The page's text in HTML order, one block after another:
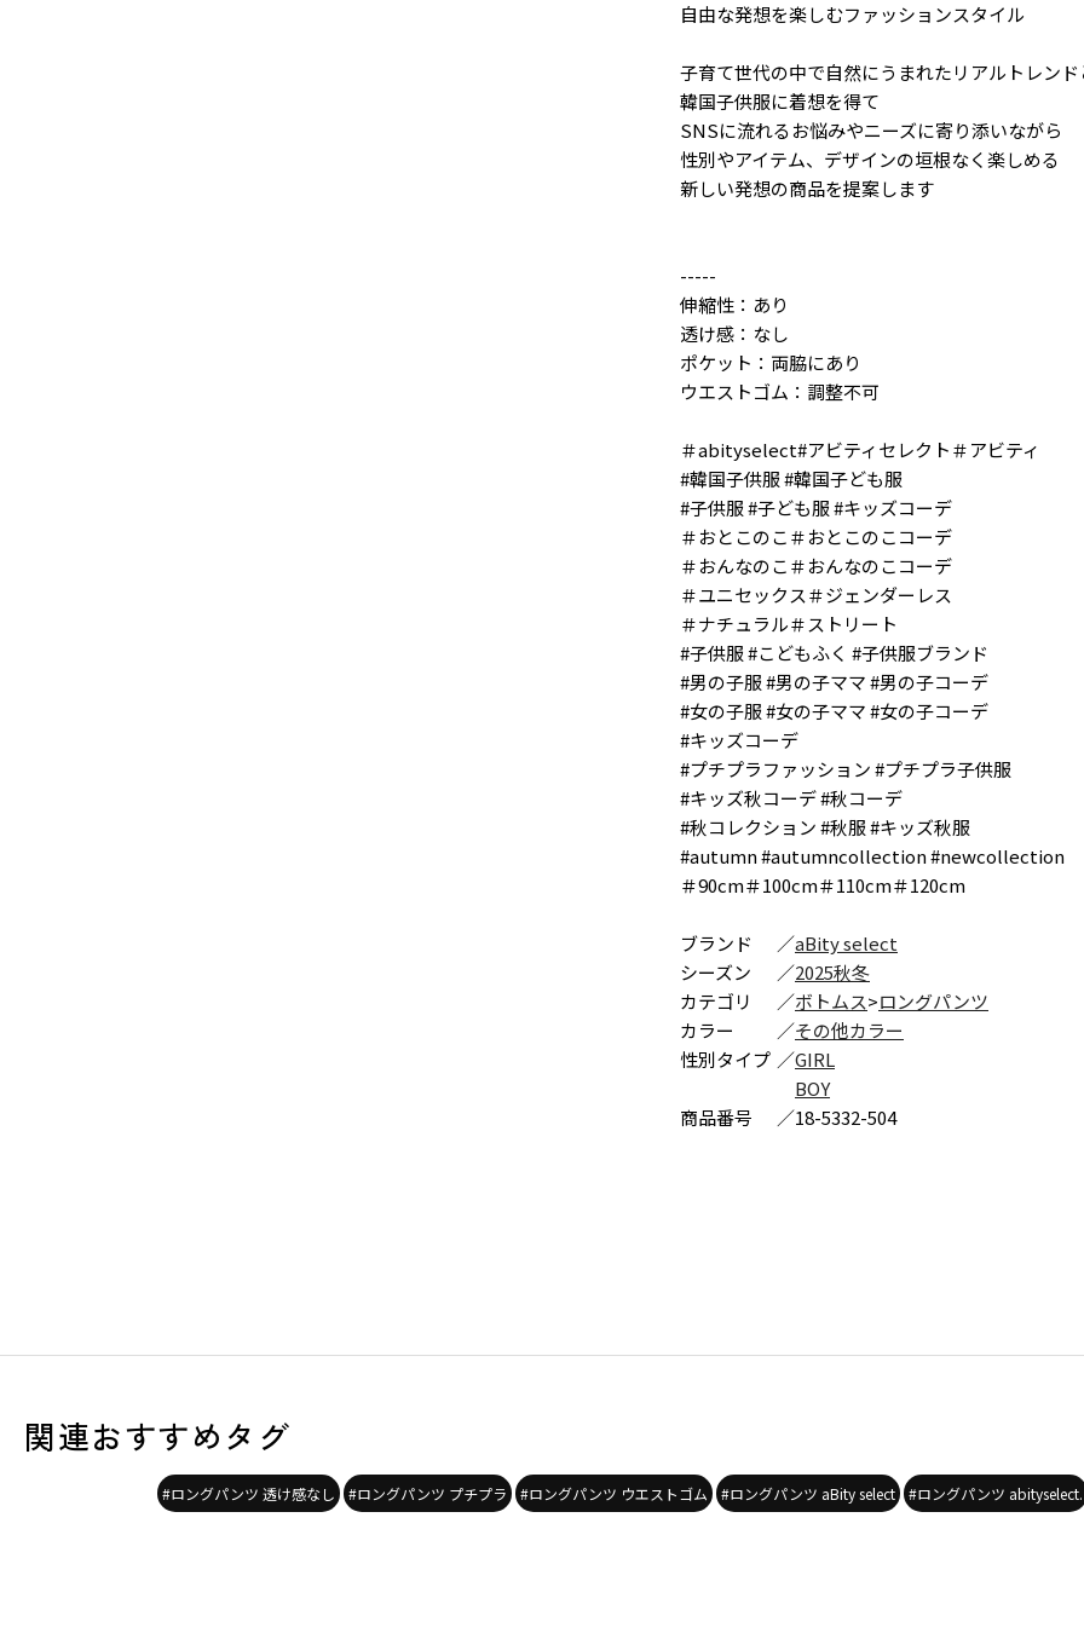
自由な発想を楽しむファッションスタイル
子育て世代の中で自然にうまれたリアルトレンド
韓国子供服に着想を得て
SNSに流れるお悩みやニーズに寄り添いながら
性別やアイテム、デザインの垣根なく楽しめる
新しい発想の商品を提案します
-----
伸縮性：あり
透け感：なし
ポケット：両脇にあり
ウエストゴム：調整不可
＃abityselect#アビティセレクト＃アビティ
#韓国子供服 #韓国子ども服
#子供服 #子ども服 #キッズコーデ
＃おとこのこ＃おとこのこコーデ
＃おんなのこ＃おんなのこコーデ
＃ユニセックス＃ジェンダーレス
＃ナチュラル＃ストリート
#子供服 #こどもふく #子供服ブランド
#男の子服 #男の子ママ #男の子コーデ
#女の子服 #女の子ママ #女の子コーデ
#キッズコーデ
#プチプラファッション #プチプラ子供服
#キッズ秋コーデ #秋コーデ
#秋コレクション #秋服 #キッズ秋服
#autumn #autumncollection #newcollection
＃90cm＃100cm＃110cm＃120cm
ブランド ／aBity select
シーズン
／2025秋冬
カテゴリ
／ボトムス>ロングパンツ
カラー
／その他カラー
性別タイプ ／GIRL
BOY
商品番号
／18-5332-504
関連おすすめタグ
#ロングパンツ 透け感なし #ロングパンツ プチプラ #ロングパンツ ウエストゴム #ロングパンツ aBity select #ロングパンツ abityselect.